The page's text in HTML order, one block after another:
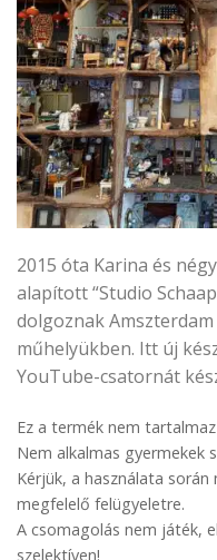
2015 óta Karina és
alapított “Studio
dolgoznak
műhelyükben. Itt új
YouTube-csatornát
Ez a termék nem
Nem alkalmas gyermekek
Kérjük, a használata
megfelelő felügyeletre.
A csomagolás nem játék,
szelektíven!